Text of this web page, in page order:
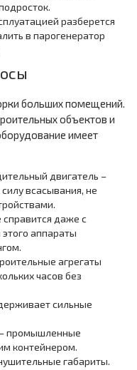
разберется
в парогенератор
больших помещений.
объектов и
имеет
двигатель –
всасывания, не
даже с
аппараты
агрегаты
часов без
сильные
промышленные
контейнером.
габариты.